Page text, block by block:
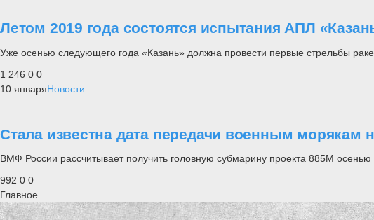
Летом 2019 года состоятся испытания АПЛ
Уже осенью следующего года «Казань» должна провести первые стрельбы
1 246 0 0
10 январяНовости
Стала известна дата передачи военным морякам
ВМФ России рассчитывает получить головную субмарину проекта 885М осенью
992 0 0
Главное